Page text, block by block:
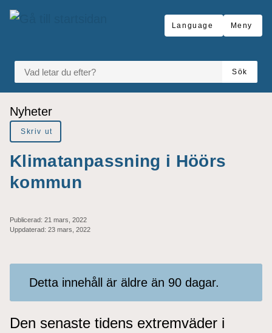
Gå till innehåll
Language Meny
VAD LETAR DU EFTER?
Sök
Du är här:
Nyheter
Skriv ut
Klimatanpassning i Höörs
kommun
Publicerad: 21 mars, 2022
Uppdaterad: 23 mars, 2022
Detta innehåll är äldre än 90 dagar.
Den senaste tidens extremväder i